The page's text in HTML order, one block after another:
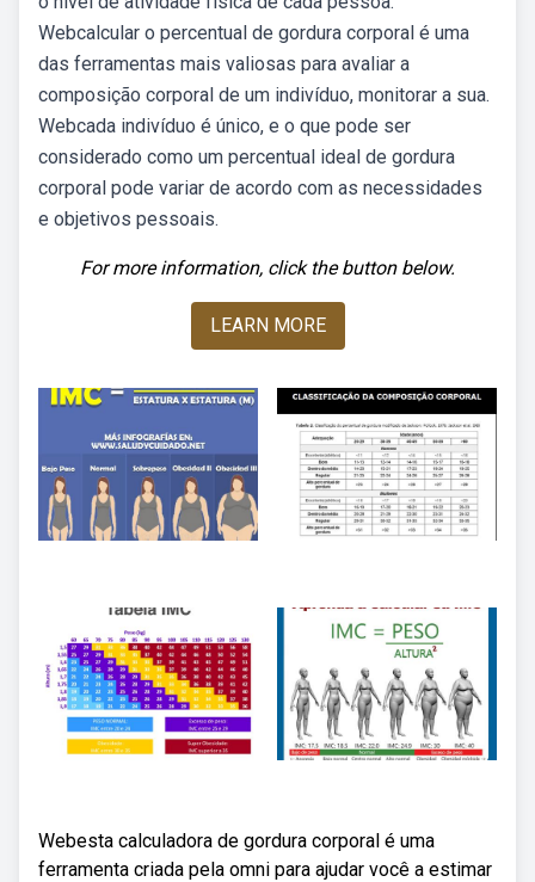
Webcalcular o percentual de gordura corporal é uma
das ferramentas mais valiosas para avaliar a
composição corporal de um indivíduo, monitorar a sua.
Webcada indivíduo é único, e o que pode ser
considerado como um percentual ideal de gordura
corporal pode variar de acordo com as necessidades
e objetivos pessoais.
For more information, click the button below.
LEARN MORE
Webesta calculadora de gordura corporal é uma
ferramenta criada pela omni para ajudar você a estimar